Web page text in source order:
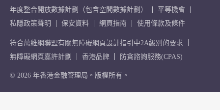
年度整合開放數據計劃（包含空間數據計劃）
平等機會
私隱政策聲明
保安資料 網頁指南 使用條款及條件
符合萬維網聯盟有關無障礙網頁設計指引中2A級別的要求
無障礙網頁嘉許計劃
香港品牌 防貪諮詢服務(CPAS)
© 2026 年香港金融管理局。版權所有。